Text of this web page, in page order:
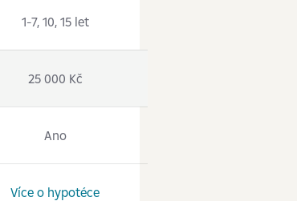
1-7, 10, 15 let
25 000 Kč
Ano
Více o hypotéce